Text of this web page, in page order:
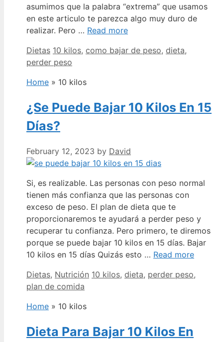
asumimos que la palabra “extrema” que usamos
en este articulo te parezca algo muy duro de
realizar. Pero … Read more
Categories
Dietas Tags
10 kilos, como bajar de peso, dieta,
perder peso
Home » 10 kilos
¿Se Puede Bajar 10 Kilos En 15
Días?
February 12, 2023 by David
Si, es realizable. Las personas con peso normal
tienen más confianza que las personas con
exceso de peso. El plan de dieta que te
proporcionaremos te ayudará a perder peso y
recuperar tu confianza. Pero primero, te diremos
porque se puede bajar 10 kilos en 15 días. Bajar
10 kilos en 15 días Quizás esto … Read more
Categories
Dietas, Nutrición Tags
10 kilos, dieta, perder peso,
plan de comida
Home » 10 kilos
Dieta Para Bajar 10 Kilos En